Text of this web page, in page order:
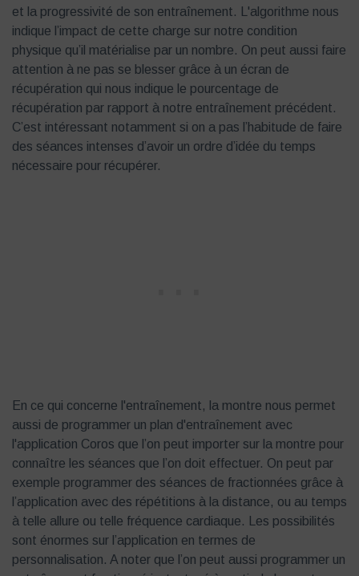
et la progressivité de son entraînement. L'algorithme nous
indique l’impact de cette charge sur notre condition
physique qu’il matérialise par un nombre. On peut aussi faire
attention à ne pas se blesser grâce à un écran de
récupération qui nous indique le pourcentage de
récupération par rapport à notre entraînement précédent.
C’est intéressant notamment si on a pas l’habitude de faire
des séances intenses d’avoir un ordre d’idée du temps
nécessaire pour récupérer.
En ce qui concerne l'entraînement, la montre nous permet
aussi de programmer un plan d'entraînement avec
l'application Coros que l’on peut importer sur la montre pour
connaître les séances que l’on doit effectuer. On peut par
exemple programmer des séances de fractionnées grâce à
l’application avec des répétitions à la distance, ou au temps
à telle allure ou telle fréquence cardiaque. Les possibilités
sont énormes sur l’application en termes de
personnalisation. A noter que l’on peut aussi programmer un